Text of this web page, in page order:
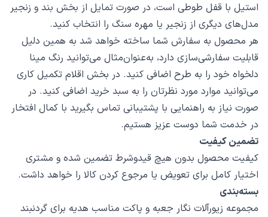
استیل با قفل طوطی است، در صورت تمایل از بخش بند و زنجیر
مدل‌های دیگری از زنجیر یا مهره سنگ را انتخاب کنید.
هر محصول به سفارش شما ساخته خواهد شد به همین دلیل
قابلیت سفارشی‌سازی دارد، به‌عنوان‌مثال می‌توانید رنگ مینا
دلخواه خود را به طرح اضافی کنید. در بخش اقلام تکمیل کاری
می‌توانید موارد مورد نظرتان را به سبد خرید اضافی کنید. در
صورت نیاز به راهنمایی با پشتیبانی تماس بگیرید با کمال افتخار
در خدمت شما دوست عزیز هستیم.
تضمین کیفیت
کیفیت محصول بدون هیچ قیدوشرط تضمین شده و مشتری
اختیار کامل برای تعویض یا مرجوع کردن کالا را خواهد داشت.
بسته‌بندی
مجموعه زیورآلات نگار جعبه و پاکت مناسب هدیه برای گردنبند